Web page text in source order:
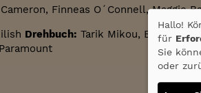
Finneas O´Connell, Maggie
Drehbuch: Tarik Mikou, Billie Eilish
Hallo!
für
Sie
oder